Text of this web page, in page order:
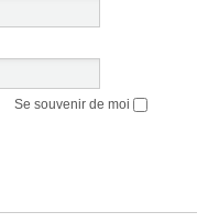
Se souvenir de moi